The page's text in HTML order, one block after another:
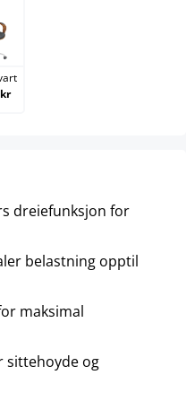
svart
dreiefunksjon for
belastning opptil
maksimal
sittehoyde og